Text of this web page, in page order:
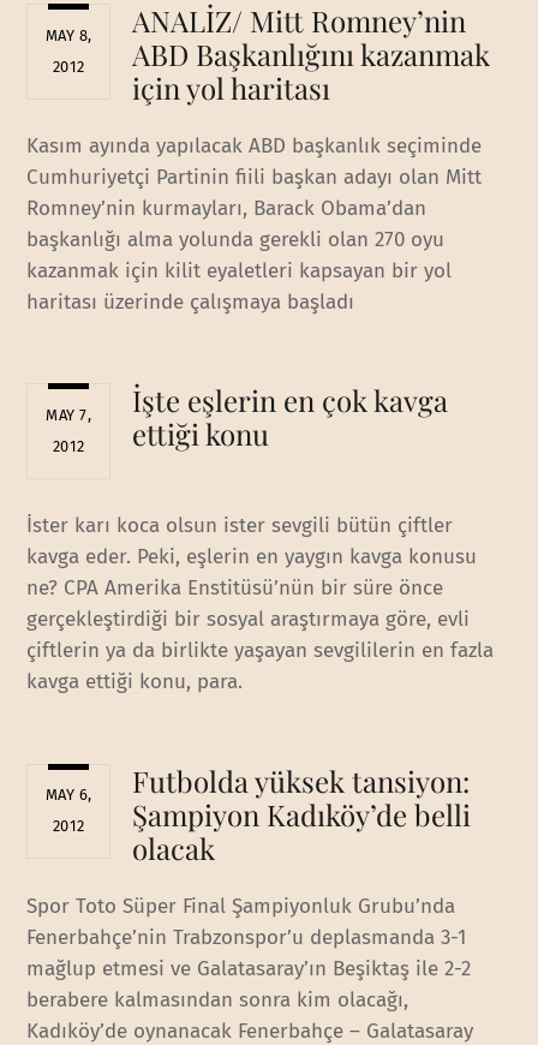
MAY 8,
2012
ANALİZ/ Mitt Romney’nin
ABD Başkanlığını kazanmak
için yol haritası
Kasım ayında yapılacak ABD başkanlık seçiminde
Cumhuriyetçi Partinin fiili başkan adayı olan Mitt
Romney’nin kurmayları, Barack Obama’dan
başkanlığı alma yolunda gerekli olan 270 oyu
kazanmak için kilit eyaletleri kapsayan bir yol
haritası üzerinde çalışmaya başladı
MAY 7,
2012
İşte eşlerin en çok kavga
ettiği konu
İster karı koca olsun ister sevgili bütün çiftler
kavga eder. Peki, eşlerin en yaygın kavga konusu
ne? CPA Amerika Enstitüsü’nün bir süre önce
gerçekleştirdiği bir sosyal araştırmaya göre, evli
çiftlerin ya da birlikte yaşayan sevgililerin en fazla
kavga ettiği konu, para.
MAY 6,
2012
Futbolda yüksek tansiyon:
Şampiyon Kadıköy’de belli
olacak
Spor Toto Süper Final Şampiyonluk Grubu’nda
Fenerbahçe’nin Trabzonspor’u deplasmanda 3-1
mağlup etmesi ve Galatasaray’ın Beşiktaş ile 2-2
berabere kalmasından sonra kim olacağı,
Kadıköy’de oynanacak Fenerbahçe – Galatasaray